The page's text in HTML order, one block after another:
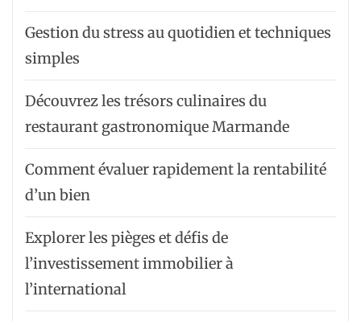
Gestion du stress au quotidien et techniques
simples
Découvrez les trésors culinaires du
restaurant gastronomique Marmande
Comment évaluer rapidement la rentabilité
d’un bien
Explorer les pièges et défis de
l’investissement immobilier à
l’international